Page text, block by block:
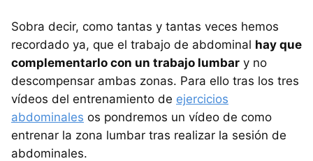
Sobra decir, como tantas y tantas veces hemos
recordado ya, que el trabajo de abdominal hay que
complementarlo con un trabajo lumbar y no
descompensar ambas zonas. Para ello tras los tres
vídeos del entrenamiento de ejercicios
abdominales os pondremos un vídeo de como
entrenar la zona lumbar tras realizar la sesión de
abdominales.